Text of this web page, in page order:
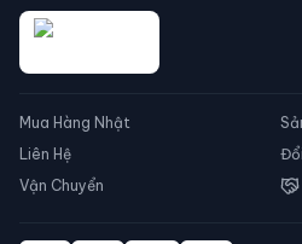
báo và bảng mã lỗi từ…
Mua Hàng Nhật
Liên Hệ
Vận Chuyển